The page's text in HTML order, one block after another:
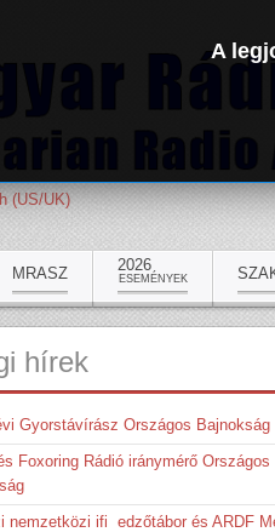
(US/UK)
MRASZ 2026
ESEMÉNYEK
hírek
Gyorstávírász Országos Bajnokság
Foxoring Rádió iránymérő Országos
nemzetközi ifi edzőtábor és ARDF
A